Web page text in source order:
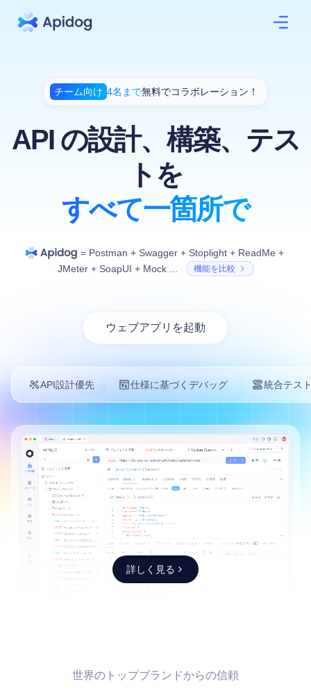
チーム向け 4名まで無料でコラボレーション！
API の設計、構築、テス
トを
すべて一箇所で
= Postman + Swagger + Stoplight + ReadMe +
JMeter + SoapUI + Mock ... 機能を比較
ウェブアプリを起動
API設計優先 仕様に基づくデバッグ 統合テス
詳しく見る
世界のトップブランドからの信頼